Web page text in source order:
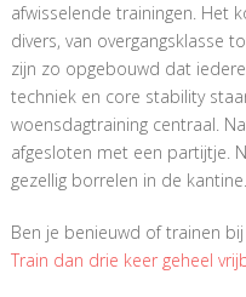
afwisselende trainingen. Het
divers, van overgangsklasse
zijn zo opgebouwd dat
techniek en core stability
woensdagtraining centraal.
afgesloten met een partijtje.
gezellig borrelen in de kantine.
Ben je benieuwd of trainen
Train dan drie keer geheel